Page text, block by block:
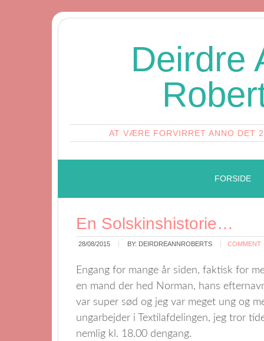
Deirdre
AT VÆRE FORVIRRET ANNO DET
FORSIDE
En Solskinshistorie…
28/08/2015 BY: DEIRDREANNROBERTS COMMENT
Engang for mange år siden, faktisk for
en mand der hed Norman, hans
var super sød og jeg var meget ung og
ungarbejder i Textilafdelingen, jeg tror
nemlig kl. 18.00 dengang.